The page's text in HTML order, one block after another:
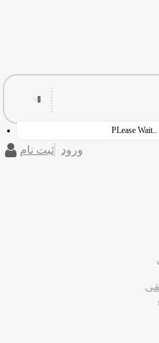
PLease Wait..
ورود
ثبت نام